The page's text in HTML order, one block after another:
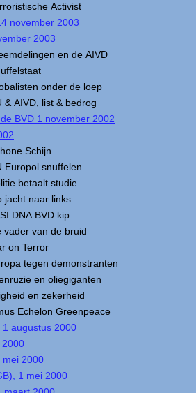
Activist
november 2003
2003
en de AIVD
onder de loep
& AIVD, list & bedrog
BVD 1 november 2002
Schijn
Europol snuffelen
betaalt studie
jacht naar links
DNA BVD kip
vader van de bruid
on Terror
tegen demonstranten
en oliegiganten
en zekerheid
Echelon Greenpeace
augustus 2000
2000
mei 2000
1 mei 2000